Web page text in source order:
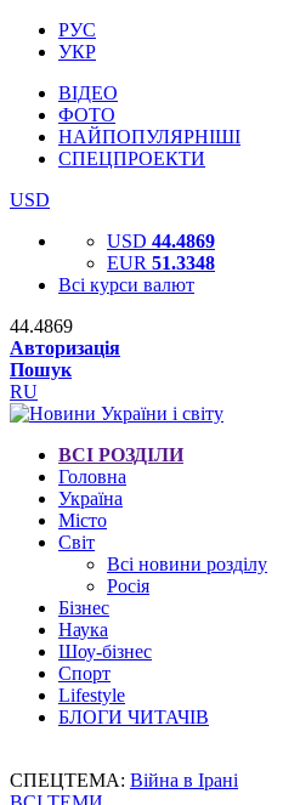
РУС
УКР
ВІДЕО
ФОТО
НАЙПОПУЛЯРНІШІ
СПЕЦПРОЕКТИ
USD
USD 44.4869
EUR 51.3348
Всі курси валют
44.4869
Авторизація
Пошук
RU
ВСІ РОЗДІЛИ
Головна
Україна
Місто
Світ
Всі новини розділу
Росія
Бізнес
Наука
Шоу-бізнес
Спорт
Lifestyle
БЛОГИ ЧИТАЧІВ
СПЕЦТЕМА: Війна в Ірані